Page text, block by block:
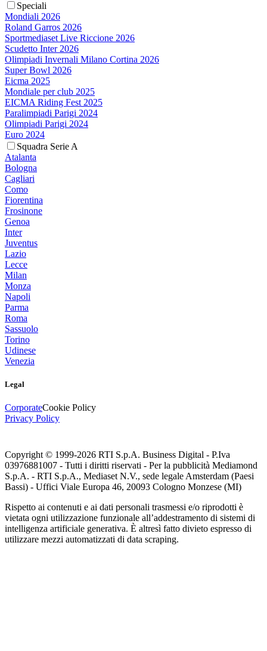
Speciali
Mondiali 2026
Roland Garros 2026
Sportmediaset Live Riccione 2026
Scudetto Inter 2026
Olimpiadi Invernali Milano Cortina 2026
Super Bowl 2026
Eicma 2025
Mondiale per club 2025
EICMA Riding Fest 2025
Paralimpiadi Parigi 2024
Olimpiadi Parigi 2024
Euro 2024
Squadra Serie A
Atalanta
Bologna
Cagliari
Como
Fiorentina
Frosinone
Genoa
Inter
Juventus
Lazio
Lecce
Milan
Monza
Napoli
Parma
Roma
Sassuolo
Torino
Udinese
Venezia
Legal
CorporateCookie Policy
Privacy Policy
Copyright © 1999-2026 RTI S.p.A. Business Digital - P.Iva
03976881007 - Tutti i diritti riservati - Per la pubblicità Mediamond
S.p.A. - RTI S.p.A., Mediaset N.V., sede legale Amsterdam (Paesi
Bassi) - Uffici Viale Europa 46, 20093 Cologno Monzese (MI)
Rispetto ai contenuti e ai dati personali trasmessi e/o riprodotti è
vietata ogni utilizzazione funzionale all’addestramento di sistemi di
intelligenza artificiale generativa. È altresì fatto divieto espresso di
utilizzare mezzi automatizzati di data scraping.